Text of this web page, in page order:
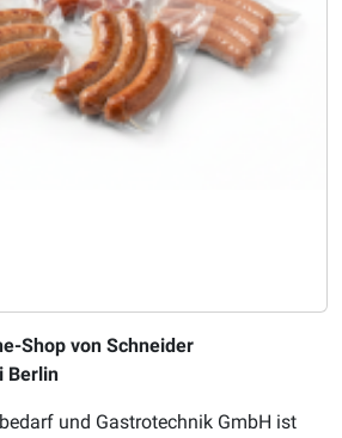
Shop von Schneider
Berlin
und Gastrotechnik GmbH ist